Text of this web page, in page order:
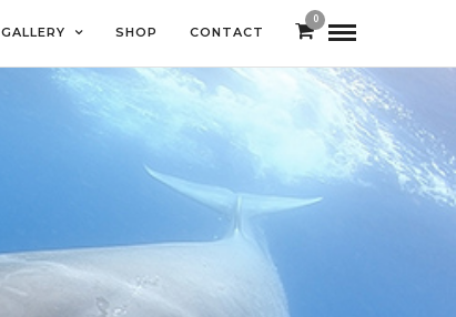
GALLERY SHOP CONTACT
0